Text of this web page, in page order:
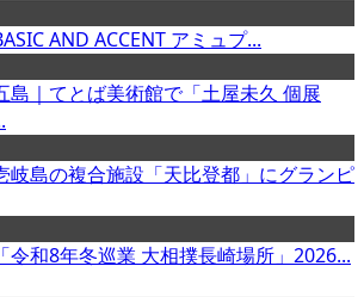
AND ACCENT アミュプ...
島｜てとば美術館で「土屋未久 個展
岐島の複合施設「天比登都」にグランピ
令和8年冬巡業 大相撲長崎場所」2026...